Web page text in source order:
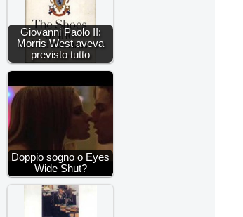
Giovanni Paolo II:
Morris West aveva
previsto tutto
Doppio sogno o Eyes
Wide Shut?